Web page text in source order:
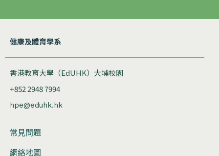
健康及體育學系
香港教育大學（EdUHK）大埔校園
+852 2948 7994
hpe@eduhk.hk
常見問題
網絡地圖